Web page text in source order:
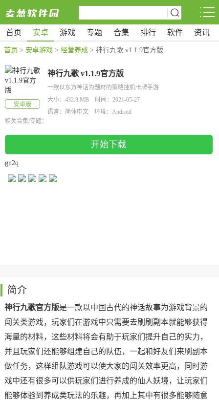
首页 安卓 游戏 专题 合集 排行 软件 资讯
首页 > 安卓游戏 > 经营养成 > 神行九歌 v1.1.9官方版
安卓版
神行九歌 v1.1.9官方版
一款以东方神话为题材的策略挂机卡牌手游
大小：432.8 MB 时间：2021-05-27
语言：简体中文 环境：Android
相关合集/专题：
开始下载
gn2q
简介
神行九歌官方版是一款以中国古代的神话故事为游戏背景的
闯关类游戏，玩家们在游戏中只需要去刷刷副本就能够获得
海量的材料，这些材料将会有助于玩家们提升自己的实力，
并且玩家们还能够组建自己的队伍，一起和好友们来刷副本
做任务，这样组队游戏可以使大家的闯关效率更高，同时游
戏中还有很多可以供玩家们进行养成的仙人妖境，让玩家们
能够体验到养成类玩法的乐趣，再加上其中有很多能够随意